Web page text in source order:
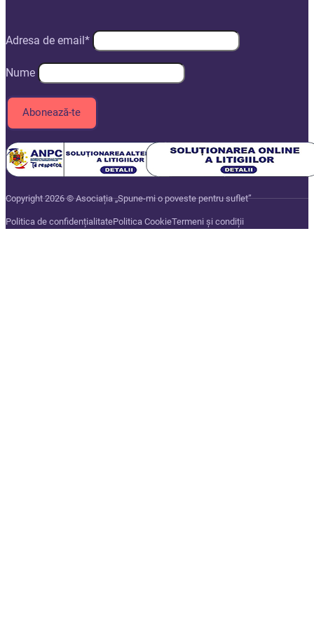
Adresa de email*
Nume
Copyright 2026 © Asociația „Spune-mi o poveste pentru suflet”
Politica de confidențialitatePolitica CookieTermeni și condiții